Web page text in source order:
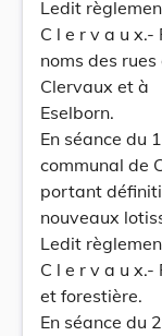
Ledit
C l e r v a u
noms des
Clervaux et à
Eselborn.
En séance du
communal de
portant
nouveaux
Ledit
C l e r v a u
et forestière.
En séance du